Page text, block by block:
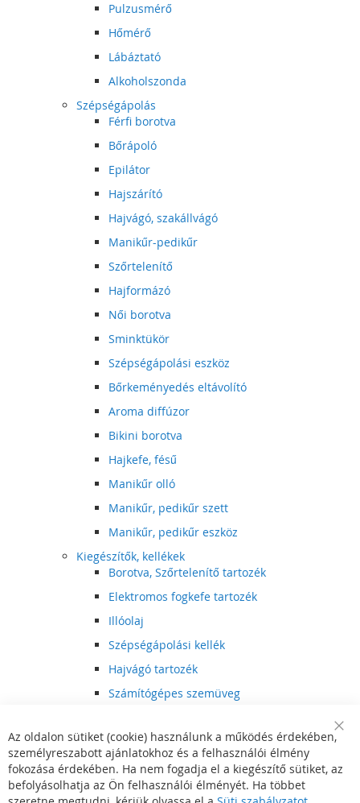
Pulzusmérő
Hőmérő
Lábáztató
Alkoholszonda
Szépségápolás
Férfi borotva
Bőrápoló
Epilátor
Hajszárító
Hajvágó, szakállvágó
Manikűr-pedikűr
Szőrtelenítő
Hajformázó
Női borotva
Sminktükör
Szépségápolási eszköz
Bőrkeményedés eltávolító
Aroma diffúzor
Bikini borotva
Hajkefe, fésű
Manikűr olló
Manikűr, pedikűr szett
Manikűr, pedikűr eszköz
Kiegészítők, kellékek
Borotva, Szőrtelenítő tartozék
Elektromos fogkefe tartozék
Illóolaj
Szépségápolási kellék
Hajvágó tartozék
Számítógépes szemüveg
Hajvágó kiegészítő
Szórakoztató elektronika
Multimédia
DVD, BluRay lejátszó
Bar
Az oldalon sütiket (cookie) használunk a működés érdekében,
személyreszabott ajánlatokhoz és a felhasználói élmény
fokozása érdekében. Ha nem fogadja el a kiegészítő sütiket, az
befolyásolhatja az Ön felhasználói élményét. Ha többet